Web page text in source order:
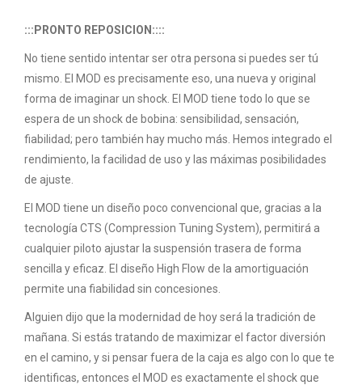
:::PRONTO REPOSICION::::
No tiene sentido intentar ser otra persona si puedes ser tú
mismo. El MOD es precisamente eso, una nueva y original
forma de imaginar un shock. El MOD tiene todo lo que se
espera de un shock de bobina: sensibilidad, sensación,
fiabilidad; pero también hay mucho más. Hemos integrado el
rendimiento, la facilidad de uso y las máximas posibilidades
de ajuste.
El MOD tiene un diseño poco convencional que, gracias a la
tecnología CTS (Compression Tuning System), permitirá a
cualquier piloto ajustar la suspensión trasera de forma
sencilla y eficaz. El diseño High Flow de la amortiguación
permite una fiabilidad sin concesiones.
Alguien dijo que la modernidad de hoy será la tradición de
mañana. Si estás tratando de maximizar el factor diversión
en el camino, y si pensar fuera de la caja es algo con lo que te
identificas, entonces el MOD es exactamente el shock que